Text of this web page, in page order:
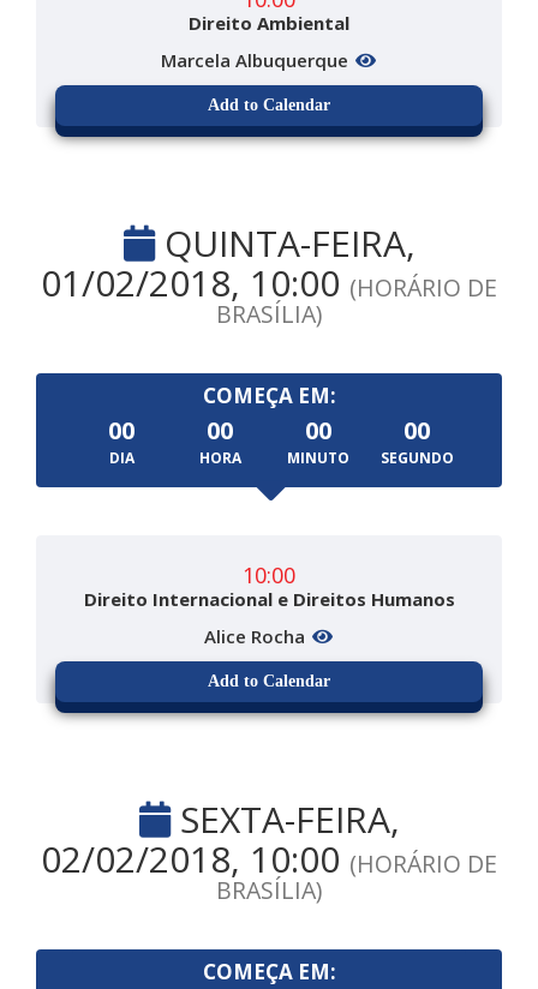
Direito Ambiental
Marcela Albuquerque
Add to Calendar
QUINTA-FEIRA,
01/02/2018, 10:00 (HORÁRIO DE
BRASÍLIA)
COMEÇA EM:
00
DIA
00
HORA
00
MINUTO
00
SEGUNDO
10:00
Direito Internacional e Direitos Humanos
Alice Rocha
Add to Calendar
SEXTA-FEIRA,
02/02/2018, 10:00 (HORÁRIO DE
BRASÍLIA)
COMEÇA EM: